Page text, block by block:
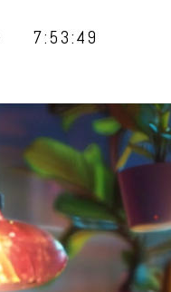
7:53:50